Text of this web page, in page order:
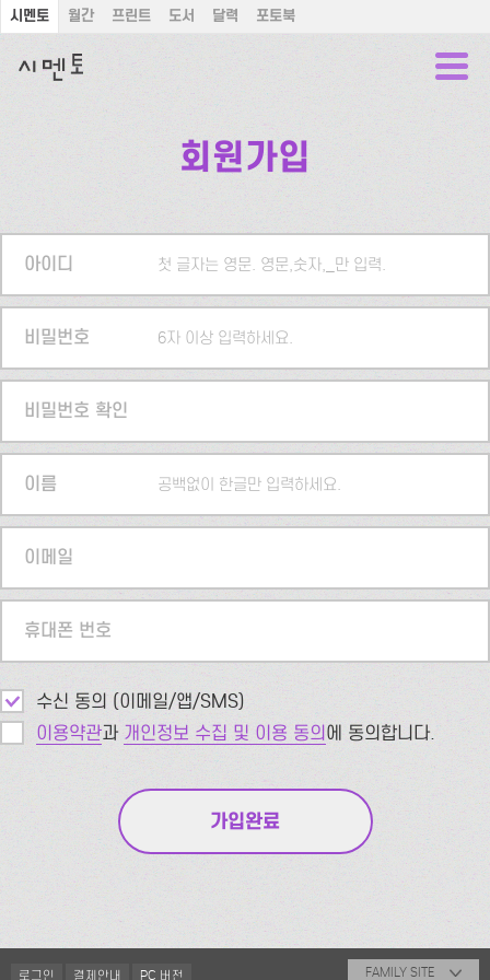
시멘토 월간 프린트 도서 달력 포토북
회원가입
아이디 첫 글자는 영문. 영문,숫자,_만 입력.
비밀번호 6자 이상 입력하세요.
비밀번호 확인
이름 공백없이 한글만 입력하세요.
이메일
휴대폰 번호
수신 동의 (이메일/앱/SMS)
이용약관과 개인정보 수집 및 이용 동의에 동의합니다.
로그인 결제안내 PC 버전 FAMILY SITE